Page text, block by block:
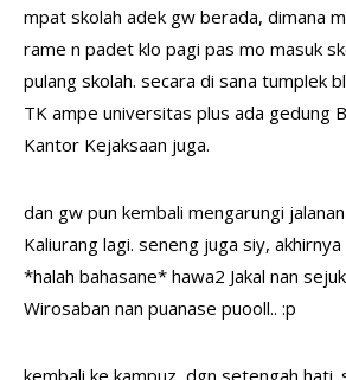
mpat skolah adek gw berada, dimana
rame n padet klo pagi pas mo masuk
pulang skolah. secara di sana tumplek
TK ampe universitas plus ada gedung
Kantor Kejaksaan juga.
dan gw pun kembali mengarungi jalanan
Kaliurang lagi. seneng juga siy,
*halah bahasane* hawa2 Jakal nan
Wirosaban nan puanase puooll.. :p
kembali ke kampuz, dgn setengah